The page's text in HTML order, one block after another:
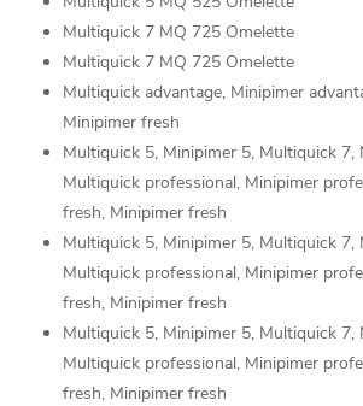
Multiquick 7 MQ 725 Omelette
Multiquick 7 MQ 725 Omelette
Multiquick advantage, Minipimer
Minipimer fresh
Multiquick 5, Minipimer 5, Multiquick 7,
Multiquick professional, Minipimer
fresh, Minipimer fresh
Multiquick 5, Minipimer 5, Multiquick 7,
Multiquick professional, Minipimer
fresh, Minipimer fresh
Multiquick 5, Minipimer 5, Multiquick 7,
Multiquick professional, Minipimer
fresh, Minipimer fresh